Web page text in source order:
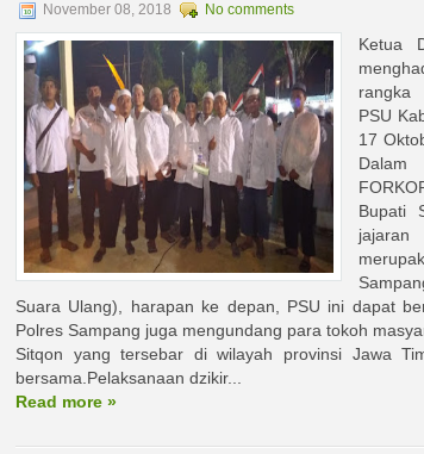
November 08, 2018 No comments
Ketua
rangka
PSU
17
Dalam
Bupati
Suara Ulang), harapan ke depan, PSU ini dapat
Polres Sampang juga mengundang para tokoh
Sitqon yang tersebar di wilayah provinsi Jawa
bersama.Pelaksanaan dzikir...
Read more »